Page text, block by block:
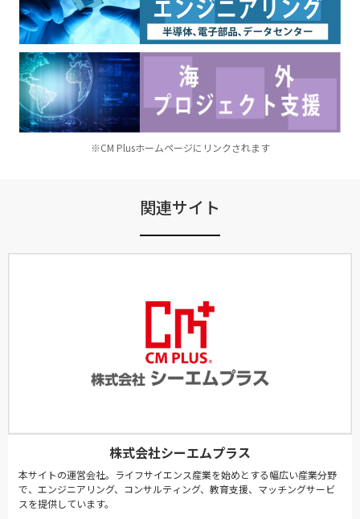
※CM Plusホームページにリンクされます
関連サイト
株式会社シーエムプラス
本サイトの運営会社。ライフサイエンス産業を始めとする幅広い産業分野
で、エンジニアリング、コンサルティング、教育支援、マッチングサービ
スを提供しています。